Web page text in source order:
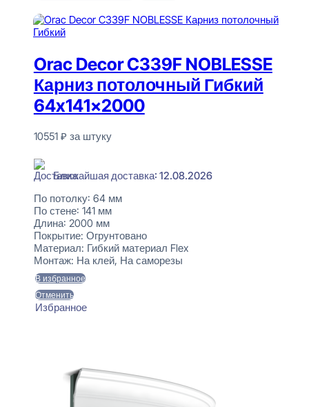
Orac Decor C339F NOBLESSE
Карниз потолочный Гибкий
64x141x2000
10551 ₽ за штуку
Ближайшая доставка: 12.08.2026
По потолку: 64 мм
По стене: 141 мм
Длина: 2000 мм
Покрытие: Огрунтовано
Материал: Гибкий материал Flex
Монтаж: На клей, На саморезы
В избранное
Отменить
Избранное